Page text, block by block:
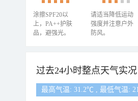
涂擦SPF20以
上，PA++护肤
品，避强光。
请适当降低运动
强度并注意户外
防风。
过去24小时整点天气实况
最高气温: 31.2℃ , 最低气温: